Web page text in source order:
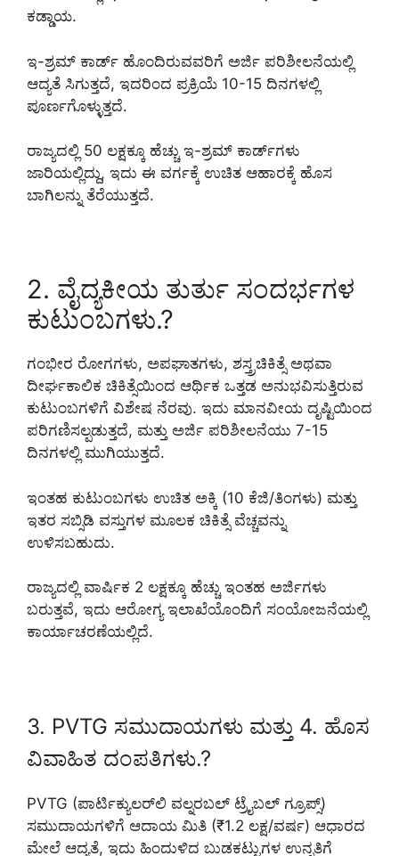
ಕಡ್ಡಾಯ.
ಇ-ಶ್ರಮ್ ಕಾರ್ಡ್ ಹೊಂದಿರುವವರಿಗೆ ಅರ್ಜಿ ಪರಿಶೀಲನೆಯಲ್ಲಿ
ಆದ್ಯತೆ ಸಿಗುತ್ತದೆ, ಇದರಿಂದ ಪ್ರಕ್ರಿಯೆ 10-15 ದಿನಗಳಲ್ಲಿ
ಪೂರ್ಣಗೊಳ್ಳುತ್ತದೆ.
ರಾಜ್ಯದಲ್ಲಿ 50 ಲಕ್ಷಕ್ಕೂ ಹೆಚ್ಚು ಇ-ಶ್ರಮ್ ಕಾರ್ಡ್‌ಗಳು
ಜಾರಿಯಲ್ಲಿದ್ದು, ಇದು ಈ ವರ್ಗಕ್ಕೆ ಉಚಿತ ಆಹಾರಕ್ಕೆ ಹೊಸ
ಬಾಗಿಲನ್ನು ತೆರೆಯುತ್ತದೆ.
2. ವೈದ್ಯಕೀಯ ತುರ್ತು ಸಂದರ್ಭಗಳ
ಕುಟುಂಬಗಳು.?
ಗಂಭೀರ ರೋಗಗಳು, ಅಪಘಾತಗಳು, ಶಸ್ತ್ರಚಿಕಿತ್ಸೆ ಅಥವಾ
ದೀರ್ಘಕಾಲಿಕ ಚಿಕಿತ್ಸೆಯಿಂದ ಆರ್ಥಿಕ ಒತ್ತಡ ಅನುಭವಿಸುತ್ತಿರುವ
ಕುಟುಂಬಗಳಿಗೆ ವಿಶೇಷ ನೆರವು. ಇದು ಮಾನವೀಯ ದೃಷ್ಟಿಯಿಂದ
ಪರಿಗಣಿಸಲ್ಪಡುತ್ತದೆ, ಮತ್ತು ಅರ್ಜಿ ಪರಿಶೀಲನೆಯು 7-15
ದಿನಗಳಲ್ಲಿ ಮುಗಿಯುತ್ತದೆ.
ಇಂತಹ ಕುಟುಂಬಗಳು ಉಚಿತ ಅಕ್ಕಿ (10 ಕೆಜಿ/ತಿಂಗಳು) ಮತ್ತು
ಇತರ ಸಬ್ಸಿಡಿ ವಸ್ತುಗಳ ಮೂಲಕ ಚಿಕಿತ್ಸೆ ವೆಚ್ಚವನ್ನು
ಉಳಿಸಬಹುದು.
ರಾಜ್ಯದಲ್ಲಿ ವಾರ್ಷಿಕ 2 ಲಕ್ಷಕ್ಕೂ ಹೆಚ್ಚು ಇಂತಹ ಅರ್ಜಿಗಳು
ಬರುತ್ತವೆ, ಇದು ಆರೋಗ್ಯ ಇಲಾಖೆಯೊಂದಿಗೆ ಸಂಯೋಜನೆಯಲ್ಲಿ
ಕಾರ್ಯಾಚರಣೆಯಲ್ಲಿದೆ.
3. PVTG ಸಮುದಾಯಗಳು ಮತ್ತು 4. ಹೊಸ
ವಿವಾಹಿತ ದಂಪತಿಗಳು.?
PVTG (ಪಾರ್ಟಿಕ್ಯುಲರ್‌ಲಿ ವಲ್ನರಬಲ್ ಟ್ರೈಬಲ್ ಗ್ರೂಪ್ಸ್)
ಸಮುದಾಯಗಳಿಗೆ ಆದಾಯ ಮಿತಿ (₹1.2 ಲಕ್ಷ/ವರ್ಷ) ಆಧಾರದ
ಮೇಲೆ ಆದ್ಯತೆ, ಇದು ಹಿಂದುಳಿದ ಬುಡಕಟ್ಟುಗಳ ಉನ್ನತಿಗೆ